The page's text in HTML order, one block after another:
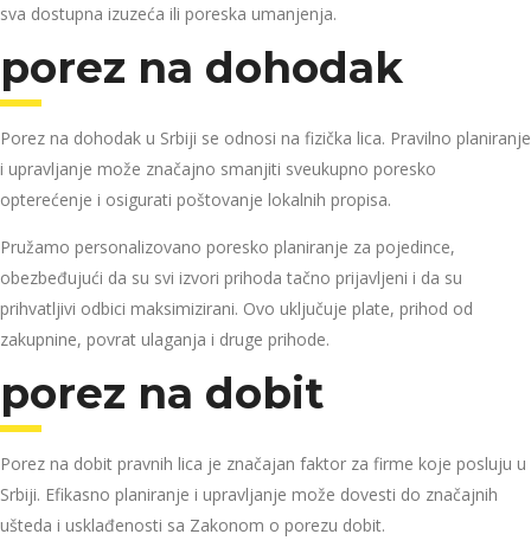
sva dostupna izuzeća ili poreska umanjenja.
porez na dohodak
Porez na dohodak u Srbiji se odnosi na fizička lica. Pravilno planiranje
i upravljanje može značajno smanjiti sveukupno poresko
opterećenje i osigurati poštovanje lokalnih propisa.
Pružamo personalizovano poresko planiranje za pojedince,
obezbeđujući da su svi izvori prihoda tačno prijavljeni i da su
prihvatljivi odbici maksimizirani. Ovo uključuje plate, prihod od
zakupnine, povrat ulaganja i druge prihode.
porez na dobit
Porez na dobit pravnih lica je značajan faktor za firme koje posluju u
Srbiji. Efikasno planiranje i upravljanje može dovesti do značajnih
ušteda i usklađenosti sa Zakonom o porezu dobit.